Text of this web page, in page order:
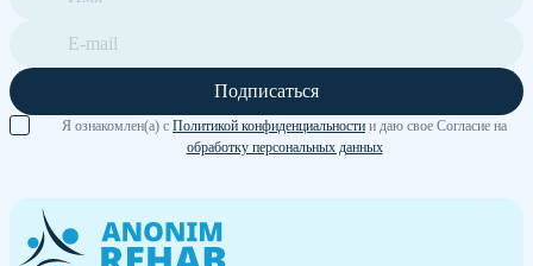
Подписаться
Я ознакомлен(а) с Политикой конфиденциальности и даю свое Согласие на
обработку персональных данных